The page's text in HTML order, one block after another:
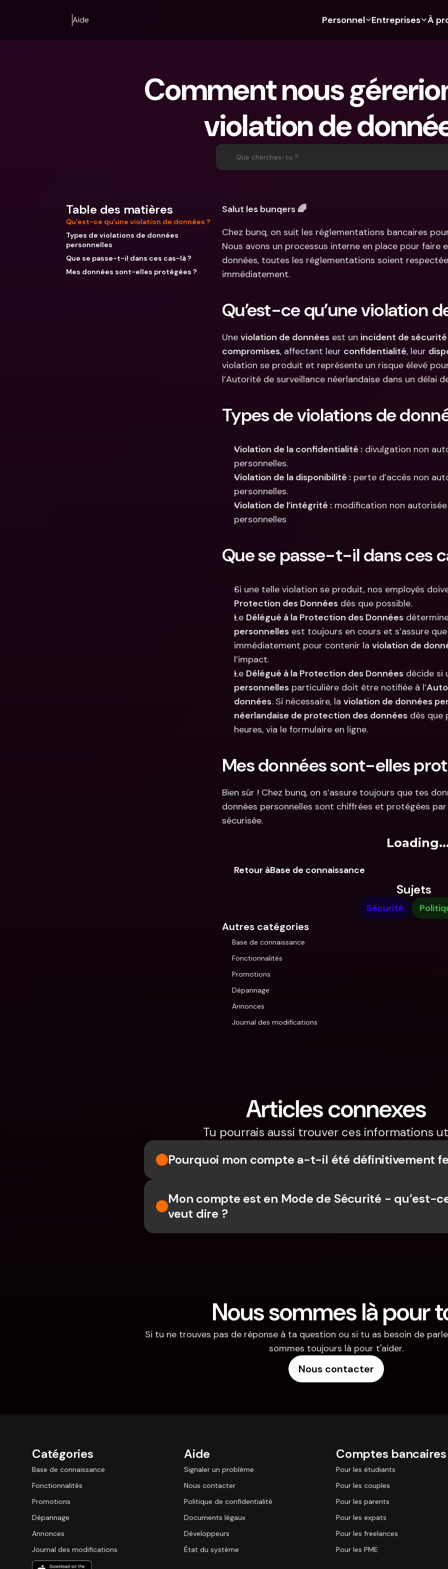
Aide Personnel
Pour les expats
Pour les couples
Pour les parents
Abonnements
bancaires
bunq Free
bunq Elite
Cartes de crédit
Crypto
Comptes communs
Paiements
Comptes bancaires
internationaux & devises
étrangères
Entreprises
Pour les freelances
Pour les PME
Abonnements
bancaires
bunq Free
Comparer les abonnements
Cartes de
Devises
Retraits et
Comptes
étrangères
À
Durabilité
Presse
Emplois
Comment nous
violation de
Que cherches-tu ?
Table des matières
Qu’est-ce qu’une violation de données ?
Types de violations de données
personnelles
Que se passe-t-il dans ces cas-là ?
Mes données sont-elles protégées ?
Salut les bunqers 🌈
Chez bunq, on suit les réglementations bancaires
Nous avons un processus interne en place pour faire
données, toutes les réglementations soient
immédiatement.
Qu’est-ce qu’une violation
Une violation de données est un incident de sécurité
compromises, affectant leur confidentialité, leur
violation se produit et représente un risque élevé
l’Autorité de surveillance néerlandaise dans un délai
Types de violations de
Violation de la confidentialité : divulgation non
personnelles.
Violation de la disponibilité : perte d’accès non
personnelles.
Violation de l’intégrité : modification non
personnelles
Que se passe-t-il dans ces
Si une telle violation se produit, nos employés
Protection des Données dès que possible.
Le Délégué à la Protection des Données
personnelles est toujours en cours et s’assure
immédiatement pour contenir la violation de
l’impact.
Le Délégué à la Protection des Données décide si
personnelles particulière doit être notifiée à l’
données. Si nécessaire, la violation de données
néerlandaise de protection des données dès que
heures, via le formulaire en ligne.
Mes données sont-elles
Bien sûr ! Chez bunq, on s’assure toujours que tes
données personnelles sont chiffrées et protégées
sécurisée.
Retour àBase de connaissance
Sujets
Sécurité
Autres catégories
Base de connaissance
Fonctionnalités
Promotions
Dépannage
Annonces
Journal des modifications
Articles connexes
Tu pourrais aussi trouver ces informations
Pourquoi mon compte a-t-il été définitivement
Mon compte est en Mode de Sécurité - qu’est-
veut dire ?
Nous sommes là pour
Si tu ne trouves pas de réponse à ta question ou si tu as besoin de
sommes toujours là pour t'aider.
Nous contacter
Catégories
Base de connaissance
Fonctionnalités
Promotions
Dépannage
Annonces
Journal des modifications
Aide
Signaler un problème
Nous contacter
Politique de confidentialité
Documents légaux
Développeurs
État du système
Comptes bancaires
Pour les étudiants
Pour les couples
Pour les parents
Pour les expats
Pour les freelances
Pour les PME